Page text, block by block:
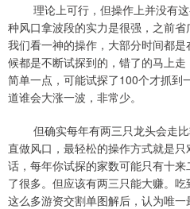
理论上可行，但操作上并没有这
种风口拿波段的实力是很强，之前
我们看一神的操作，大部分时间都
候都是不断试探到的，错了的马上
简单一点，可能试探了100个才抓到
道谁会大涨一波，非常少。
但确实每年有两三只龙头会走比
直做风口，最轻松的操作方式就是
话，每年你试探的家数可能只有十
了很多。但应该有两三只能大赚。
这么多游资交割单图解后，认为唯一